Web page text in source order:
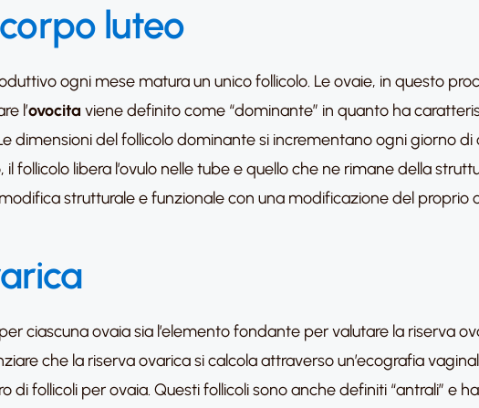
luteo
ogni mese matura un unico follicolo. Le ovaie, in questo
l’ovocita viene definito come “dominante” in quanto ha
dimensioni del follicolo dominante si incrementano ogni giorno di
follicolo libera l’ovulo nelle tube e quello che ne rimane della
strutturale e funzionale con una modificazione del proprio
ciascuna ovaia sia l’elemento fondante per valutare la riserva
che la riserva ovarica si calcola attraverso un’ecografia
follicoli per ovaia. Questi follicoli sono anche definiti “antrali” e